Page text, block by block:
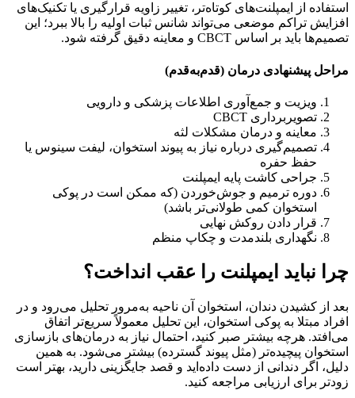
استفاده از ایمپلنت‌های کوتاه‌تر، تغییر زاویه قرارگیری یا تکنیک‌های
افزایش تراکم موضعی می‌تواند شانس ثبات اولیه را بالا ببرد؛ این
تصمیم‌ها باید بر اساس CBCT و معاینه دقیق گرفته شود.
مراحل پیشنهادی درمان (قدم‌به‌قدم)
ویزیت و جمع‌آوری اطلاعات پزشکی و دارویی
تصویربرداری CBCT
معاینه و درمان مشکلات لثه
تصمیم‌گیری درباره نیاز به پیوند استخوان، لیفت سینوس یا
حفظ حفره
جراحی کاشت پایه ایمپلنت
دوره ترمیم و جوش‌خوردن (که ممکن است در پوکی
استخوان کمی طولانی‌تر باشد)
قرار دادن روکش نهایی
نگهداری بلندمدت و چکاپ منظم
چرا نباید ایمپلنت را عقب انداخت؟
بعد از کشیدن دندان، استخوان آن ناحیه به‌مرور تحلیل می‌رود و در
افراد مبتلا به پوکی استخوان، این تحلیل معمولاً سریع‌تر اتفاق
می‌افتد. هرچه بیشتر صبر کنید، احتمال نیاز به درمان‌های بازسازی
استخوان پیچیده‌تر (مثل پیوند گسترده) بیشتر می‌شود. به همین
دلیل، اگر دندانی از دست داده‌اید و قصد جایگزینی دارید، بهتر است
زودتر برای ارزیابی مراجعه کنید.